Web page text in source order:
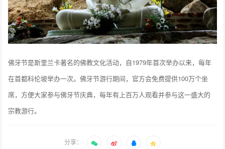
佛牙节是斯里兰卡著名的佛教文化活动，自1979年首次举办以来，每年
在首都科伦坡举办一次。佛牙节游行期间，官方会免费提供100万个坐
席，方便大家参与佛牙节庆典，每年有上百万人观看并参与这一盛大的
宗教游行。
分享：